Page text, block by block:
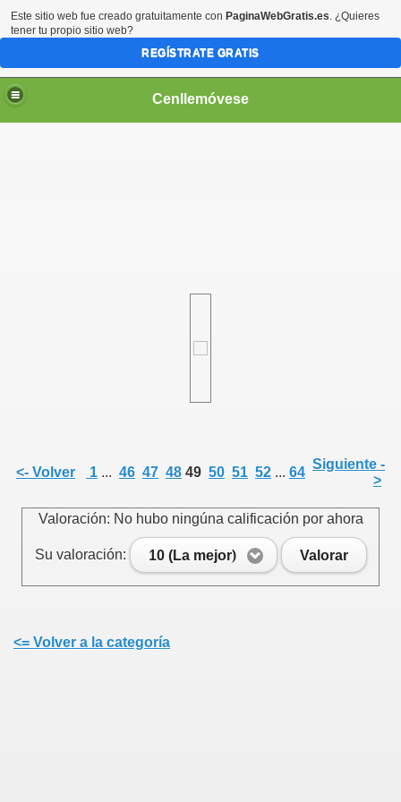
Cenllemóvese
<- Volver 1 ... 46 47 48 49 50 51 52 ... 64
Siguiente -
>
Valoración: No hubo ningúna calificación por ahora
Su valoración: 10 (La mejor) Valorar
<= Volver a la categoría
Este sitio web fue creado gratuitamente con PaginaWebGratis.es. ¿Quieres
tener tu propio sitio web?
REGÍSTRATE GRATIS